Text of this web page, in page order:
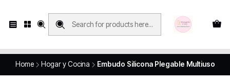
Home Hogar y Cocina Embudo Silicona Plegable Multiuso